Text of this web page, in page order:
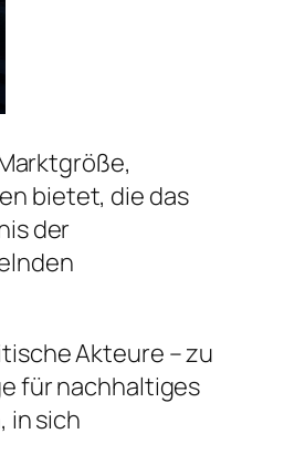
bietet, die das
der
Akteure – zu
für nachhaltiges
in sich